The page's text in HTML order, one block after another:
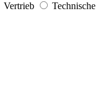
Vertrieb
Technische